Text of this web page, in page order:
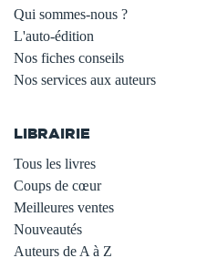
Qui sommes-nous ?
L'auto-édition
Nos fiches conseils
Nos services aux auteurs
LIBRAIRIE
Tous les livres
Coups de cœur
Meilleures ventes
Nouveautés
Auteurs de A à Z